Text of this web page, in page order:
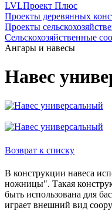
LVLПроект Плюс
Проекты деревянных
Проекты
Сельскохозяйственные
Ангары и навесы
Навес
Возврат к списку
В конструкции навеса
ножницы". Такая
быть использована для
играет внешний вид